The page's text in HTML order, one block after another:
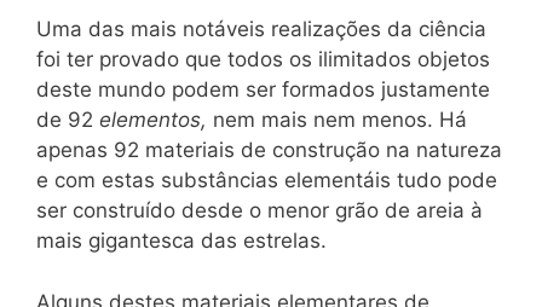
Uma das mais notáveis realizações da ciência
foi ter provado que todos os ilimitados objetos
deste mundo podem ser formados justamente
de 92 elementos, nem mais nem menos. Há
apenas 92 materiais de construção na natureza
e com estas substâncias elementáis tudo pode
ser construído desde o menor grão de areia à
mais gigantesca das estrelas.
Alguns destes materiais elementares de